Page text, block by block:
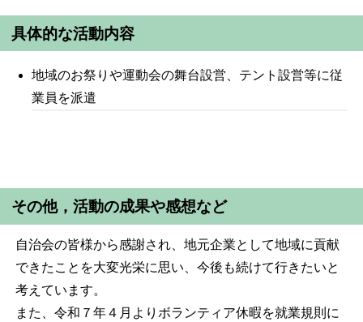
具体的な活動内容
地域のお祭りや運動会の舞台設営、テント設営等に従
業員を派遣
その他，活動の成果や感想など
自治会の皆様から感謝され、地元企業として地域に貢献
できたことを大変光栄に思い、今後も続けて行きたいと
考えています。
また、令和７年４月よりボランティア休暇を就業規則に